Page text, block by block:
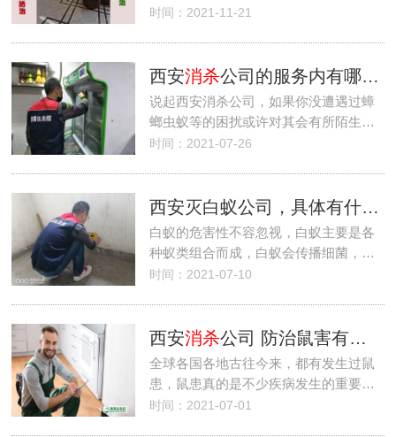
时间：2021-11-21
西安消杀公司的服务内有哪些？西安
说起西安消杀公司，如果你没遭遇过蟑
螂虫蚁等的困扰或许对其会有所陌生…
时间：2021-07-26
西安灭白蚁公司，具体有什么优质方法灭除白蚁呢？
白蚁的危害性不容忽视，白蚁主要是各
种蚁类组合而成，白蚁会传播细菌，…
时间：2021-07-10
西安消杀公司 防治鼠害有妙招 灭鼠老鼠他们很专业
全球各国各地古往今来，都有发生过鼠
患，鼠患真的是不少疾病发生的重要…
时间：2021-07-01